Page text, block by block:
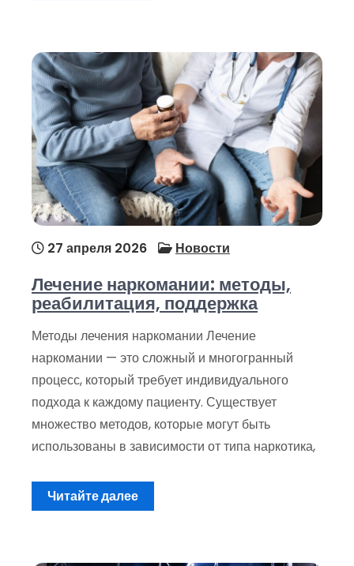
27 апреля 2026 Новости
Лечение наркомании: методы,
реабилитация, поддержка
Методы лечения наркомании Лечение
наркомании — это сложный и многогранный
процесс, который требует индивидуального
подхода к каждому пациенту. Существует
множество методов, которые могут быть
использованы в зависимости от типа наркотика,
Читайте далее